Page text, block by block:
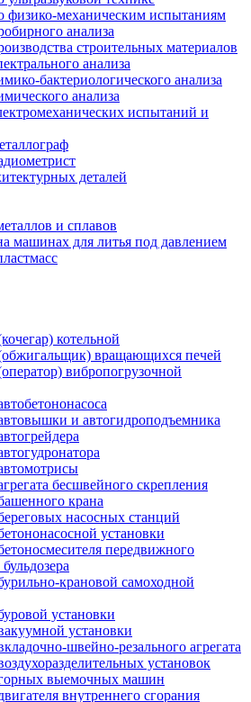
физико-механическим испытаниям
анализа
строительных материалов
анализа
бактериологического анализа
анализа
испытаний и
деталей
и сплавов
машинах для литья под давлением
котельной
вращающихся печей
вибропогрузочной
и автогидроподъемника
бесшвейного скрепления
крана
насосных станций
установки
передвижного
крановой самоходной
установки
установки
швейно-резального агрегата
установок
выемочных машин
внутреннего сгорания